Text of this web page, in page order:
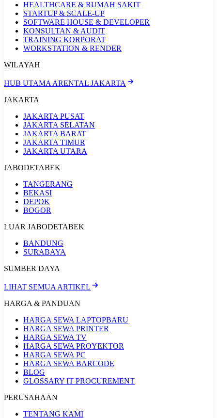
HEALTHCARE & RUMAH SAKIT
STARTUP & SCALE-UP
SOFTWARE HOUSE & DEVELOPER
KONSULTAN & AUDIT
TRAINING KORPORAT
WORKSTATION & RENDER
WILAYAH
HUB UTAMA ARENTAL JAKARTA
JAKARTA
JAKARTA PUSAT
JAKARTA SELATAN
JAKARTA BARAT
JAKARTA TIMUR
JAKARTA UTARA
JABODETABEK
TANGERANG
BEKASI
DEPOK
BOGOR
LUAR JABODETABEK
BANDUNG
SURABAYA
SUMBER DAYA
LIHAT SEMUA ARTIKEL
HARGA & PANDUAN
HARGA SEWA LAPTOPBARU
HARGA SEWA PRINTER
HARGA SEWA TV
HARGA SEWA PROYEKTOR
HARGA SEWA PC
HARGA SEWA BARCODE
BLOG
GLOSSARY IT PROCUREMENT
PERUSAHAAN
TENTANG KAMI